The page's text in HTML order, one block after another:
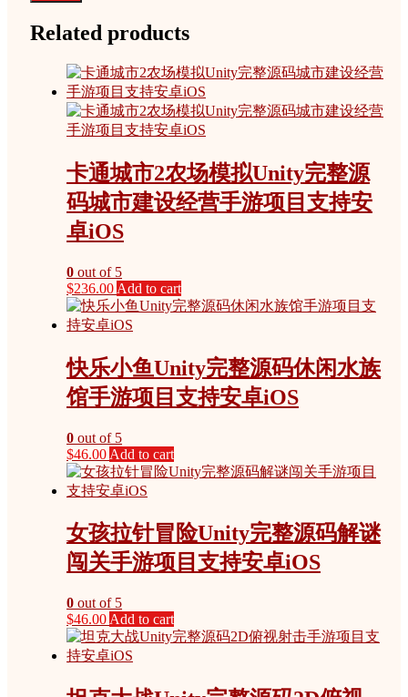
Related products
卡通城市2农场模拟Unity完整源
码城市建设经营手游项目支持安
卓iOS
0 out of 5
$236.00 Add to cart
快乐小鱼Unity完整源码休闲水族
馆手游项目支持安卓iOS
0 out of 5
$46.00 Add to cart
女孩拉针冒险Unity完整源码解谜
闯关手游项目支持安卓iOS
0 out of 5
$46.00 Add to cart